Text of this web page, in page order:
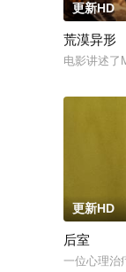
更新HD
荒漠异形
电影讲述了
更新HD
后室
一位心理治